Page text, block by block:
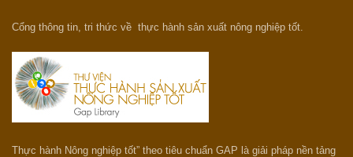
Cổng thông tin, tri thức về thực hành sản xuất nông nghiệp tốt.
Thực hành Nông nghiệp tốt” theo tiêu chuẩn GAP là giải pháp nền tảng